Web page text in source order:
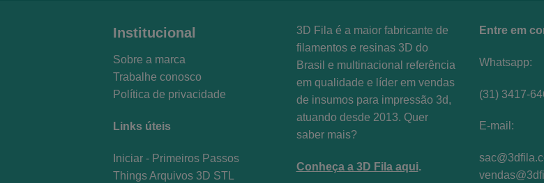
opções
podem
página
do
Institucional
Sobre a marca
Trabalhe conosco
Política de privacidade
Links úteis
Iniciar - Primeiros Passos
Things Arquivos 3D STL
3D Fila é a maior fabricante de
filamentos e resinas 3D do
Brasil e multinacional referência
em qualidade e líder em vendas
de insumos para impressão 3d,
atuando desde 2013. Quer
saber mais?
Conheça a 3D Fila aqui.
Entre em
Whatsapp:
(31) 3417-
E-mail: